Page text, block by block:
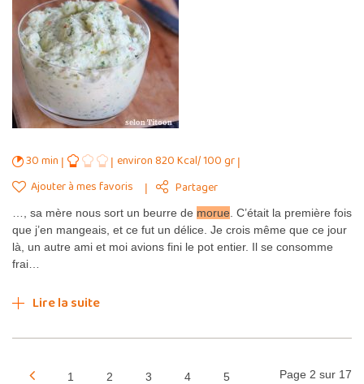
30 min
environ 820 Kcal/ 100 gr
Ajouter à mes favoris
Partager
…, sa mère nous sort un beurre de morue . C’était la première fois
que j’en mangeais, et ce fut un délice. Je crois même que ce jour
là, un autre ami et moi avions fini le pot entier. Il se consomme
frai…
Lire la suite
Page 2 sur 17
1 2 3 4 5